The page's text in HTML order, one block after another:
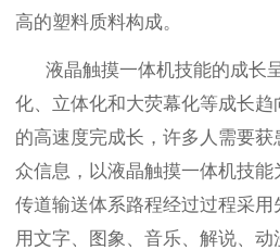
高的塑料质料构成。
液晶触摸一体机技能的成长
化、立体化和大荧幕化等成长
的高速度完成长，许多人需要
众信息，以液晶触摸一体机技
传道输送体系路程经过过程采
用文字、图象、音乐、解说、